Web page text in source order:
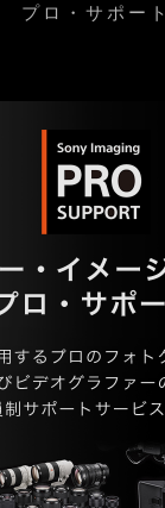
プロ・サポート